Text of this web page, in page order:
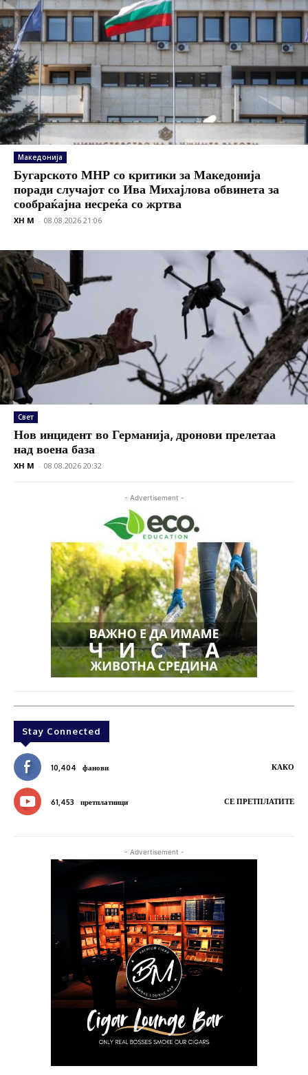
Македонија
Бугарското МНР со критики за Македонија
поради случајот со Ива Михајлова обвинета за
сообраќајна несреќа со жртва
XH M - 08.08.2026 21:06
Свет
Нов инцидент во Германија, дронови прелетаа
над воена база
XH M - 08.08.2026 20:32
- Advertisement -
Stay Connected
10,404 фанови КАКО
61,453 претплатници СЕ ПРЕТПЛАТИТЕ
- Advertisement -